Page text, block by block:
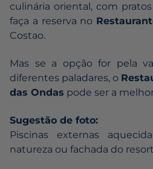
culinária oriental, com
faça a reserva no
Costao.
Mas se a opção for pela
diferentes paladares, o
das Ondas pode ser a
Sugestão de foto:
Piscinas externas
natureza ou fachada do